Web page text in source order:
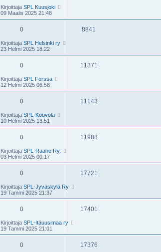
Kirjoittaja SPL Kuusjoki
09 Maalis 2025 21:48
0 8841
Kirjoittaja SPL Helsinki ry
23 Helmi 2025 18:22
0 11371
Kirjoittaja SPL Forssa
12 Helmi 2025 06:58
0 11143
Kirjoittaja SPL-Kouvola
10 Helmi 2025 13:51
0 11988
Kirjoittaja SPL-Raahe Ry.
03 Helmi 2025 00:17
0 17721
Kirjoittaja SPL-Jyväskylä Ry
19 Tammi 2025 21:37
0 17401
Kirjoittaja SPL-Itäuusimaa ry
19 Tammi 2025 21:01
0 17376